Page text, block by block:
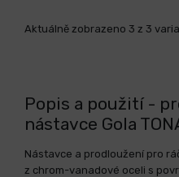
Aktuálně zobrazeno 3 z 3
Popis a použití -
nástavce Gola
Nástavce a prodloužení pro
z chrom-vanadové oceli s